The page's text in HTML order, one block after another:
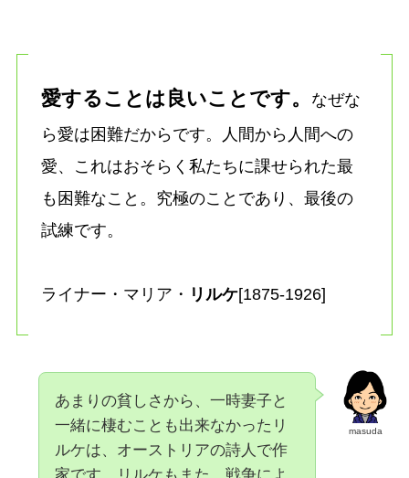
愛することは良いことです。
なぜな
ら愛は困難だからです。人間から人間への
愛、これはおそらく私たちに課せられた最
も困難なこと。究極のことであり、最後の
試練です。
ライナー・マリア・ リルケ[1875-1926]
masuda
あまりの貧しさから、一時妻子と
一緒に棲むことも出来なかったリ
ルケは、オーストリアの詩人で作
家です。リルケもまた、戦争によ